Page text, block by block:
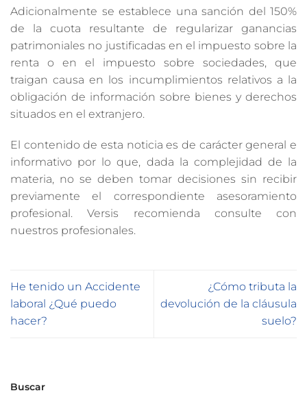
Adicionalmente se establece una sanción del 150%
de la cuota resultante de regularizar ganancias
patrimoniales no justificadas en el impuesto sobre la
renta o en el impuesto sobre sociedades, que
traigan causa en los incumplimientos relativos a la
obligación de información sobre bienes y derechos
situados en el extranjero.
El contenido de esta noticia es de carácter general e
informativo por lo que, dada la complejidad de la
materia, no se deben tomar decisiones sin recibir
previamente el correspondiente asesoramiento
profesional. Versis recomienda consulte con
nuestros profesionales.
He tenido un Accidente
laboral ¿Qué puedo
hacer?
¿Cómo tributa la
devolución de la cláusula
suelo?
Buscar